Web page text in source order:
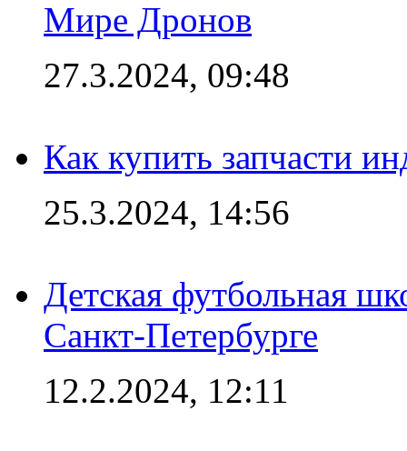
Мире Дронов
27.3.2024, 09:48
Как купить запчасти
25.3.2024, 14:56
Детская футбольная
Санкт-Петербурге
12.2.2024, 12:11